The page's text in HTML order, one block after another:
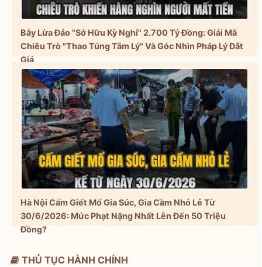
Bẫy Lừa Đảo "Sở Hữu Kỳ Nghỉ" 2.700 Tỷ Đồng: Giải Mã
Chiêu Trò "Thao Túng Tâm Lý" Và Góc Nhìn Pháp Lý Đắt
Giá
Hà Nội Cấm Giết Mổ Gia Súc, Gia Cầm Nhỏ Lẻ Từ
30/6/2026: Mức Phạt Nặng Nhất Lên Đến 50 Triệu
Đồng?
THỦ TỤC HÀNH CHÍNH